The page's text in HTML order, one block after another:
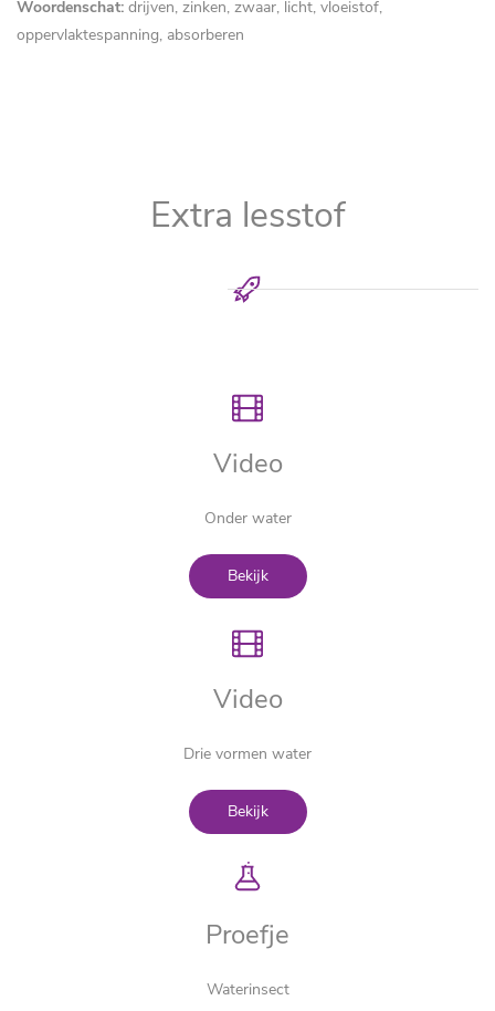
Woordenschat: drijven, zinken, zwaar, licht, vloeistof,
oppervlaktespanning, absorberen
Extra lesstof
Video
Onder water
Bekijk
Video
Drie vormen water
Bekijk
Proefje
Waterinsect